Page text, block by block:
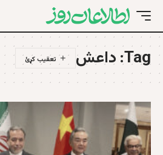
Tag: داعش